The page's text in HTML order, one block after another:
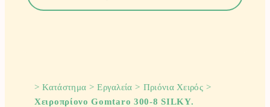
>Κατάστημα >Εργαλεία > Πριόνια Χειρός>
Χειροπρίονο Gomtaro 300-8 SILKY.